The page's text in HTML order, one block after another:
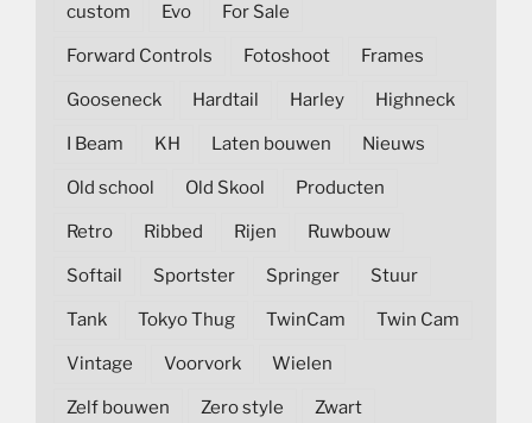
custom Evo For Sale
Forward Controls Fotoshoot Frames
Gooseneck Hardtail Harley Highneck
I Beam KH Laten bouwen Nieuws
Old school Old Skool Producten
Retro Ribbed Rijen Ruwbouw
Softail Sportster Springer Stuur
Tank Tokyo Thug TwinCam Twin Cam
Vintage Voorvork Wielen
Zelf bouwen Zero style Zwart